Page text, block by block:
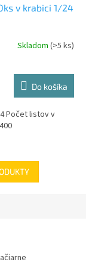
v krabici 1/24
Skladom (>5 ks)
Do košíka
Počet listov v